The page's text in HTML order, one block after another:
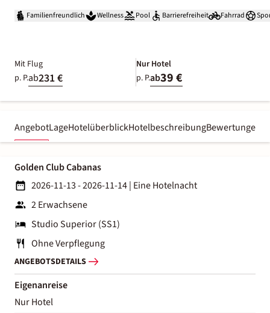
Familienfreundlich Wellness Pool Barrierefreiheit Fahrrad
Mit Flug
p. P.ab231 €
Nur Hotel
p. P.ab39 €
AngebotLageHotelüberblickHotelbeschreibungBewertungen
Golden Club Cabanas
2026-11-13 - 2026-11-14| Eine Hotelnacht
2 Erwachsene
Studio Superior (SS1)
Ohne Verpflegung
ANGEBOTSDETAILS
Eigenanreise
Nur Hotel